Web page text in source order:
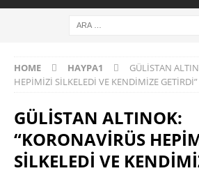
HOME HAYPA1
GÜLİSTAN
HEPİMİZİ SİLKELEDİ VE KENDİMİZE GETİRDİ”
GÜLİSTAN ALTINOK:
“KORONAVİRÜS
SİLKELEDİ VE